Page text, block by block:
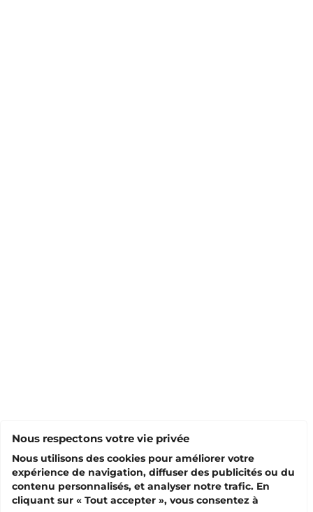
Nous respectons votre vie privée
Nous utilisons des cookies pour améliorer votre
expérience de navigation, diffuser des publicités ou du
contenu personnalisés, et analyser notre trafic. En
cliquant sur « Tout accepter », vous consentez à